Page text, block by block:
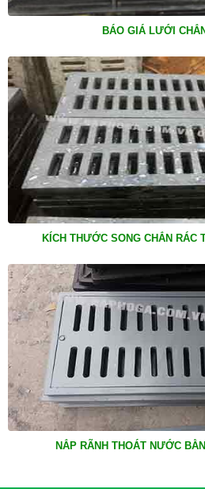
BÁO GIÁ LƯỚI
KÍCH THƯỚC SONG CHẮN RÁC
NẮP RÃNH THOÁT NƯỚC